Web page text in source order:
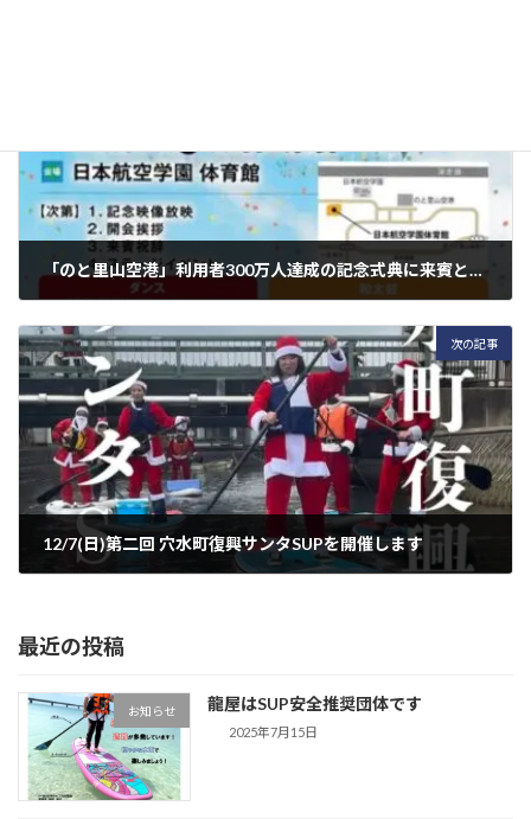
「のと里山空港」利用者300万人達成の記念式典に来賓として出席します
次の記事
12/7(日)第二回 穴水町復興サンタSUPを開催します
最近の投稿
お知らせ 龍屋はSUP安全推奨団体です
2025年7月15日